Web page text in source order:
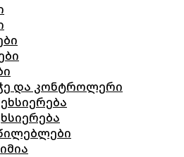
და კონტროლერი